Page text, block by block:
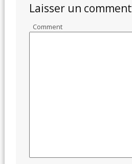
Laisser un
Comment